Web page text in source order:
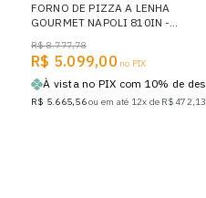
FORNO DE PIZZA A LENHA
GOURMET NAPOLI 810IN -
R$ 8.777,78
R$ 5.099,00 no PIX
À vista no PIX com 10% de
R$ 5.665,56ou em até 12x de R$